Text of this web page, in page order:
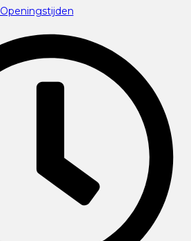
Openingstijden